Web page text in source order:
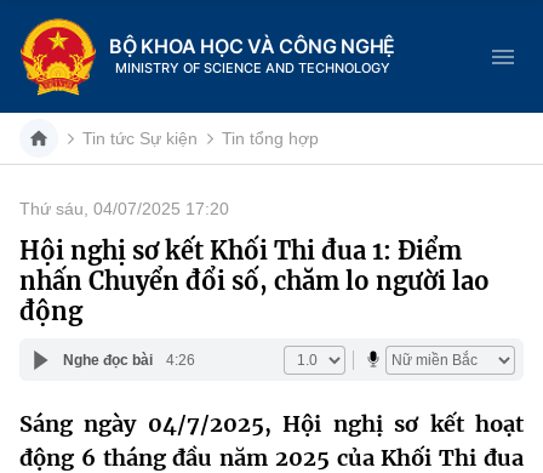
BỘ KHOA HỌC VÀ CÔNG NGHỆ
MINISTRY OF SCIENCE AND TECHNOLOGY
Danh mục
Trang chủ
Cơ cấu tổ chức
Khoa học và Công nghệ
Dịch vụ công
Tin tức Sự kiện Tin tổng hợp
Thứ sáu, 04/07/2025 17:20
Hội nghị sơ kết Khối Thi đua 1: Điểm
nhấn Chuyển đổi số, chăm lo người lao
động
Nghe đọc bài 4:26
Sáng ngày 04/7/2025, Hội nghị sơ kết hoạt
động 6 tháng đầu năm 2025 của Khối Thi đua